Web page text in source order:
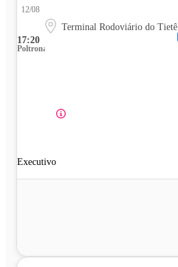
17:20
12/08
Terminal Rodoviário do Tietê
Poltrona
Executivo